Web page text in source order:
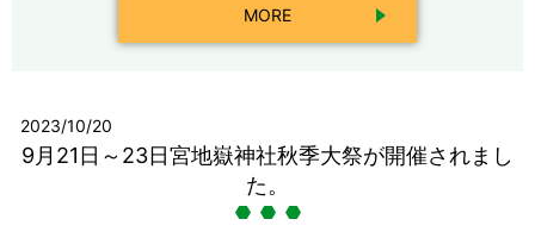
MORE
2023/10/20
9月21日～23日宮地嶽神社秋季大祭が開催されまし
た。